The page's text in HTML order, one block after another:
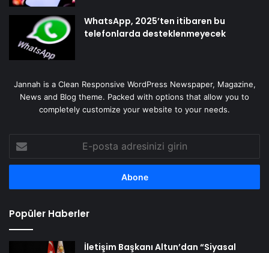
WhatsApp, 2025’ten itibaren bu
telefonlarda desteklenmeyecek
Jannah is a Clean Responsive WordPress Newspaper, Magazine,
News and Blog theme. Packed with options that allow you to
completely customize your website to your needs.
posta
adresinizi
Popüler Haberler
İletişim Başkanı Altun’dan “Siyasal